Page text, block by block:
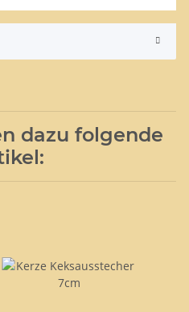
dazu folgende